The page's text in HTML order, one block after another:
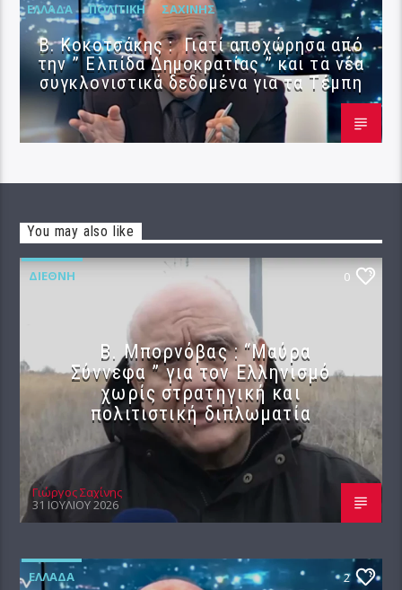
ΕΛΛΆΔΑ ΠΟΛΙΤΙΚΉ ΣΑΧΊΝΗΣ
Β. Κοκοτσάκης : Γιατί αποχώρησα από
την ” Ελπίδα Δημοκρατίας ” και τα νέα
συγκλονιστικά δεδομένα για τα Τέμπη
You may also like
ΔΙΕΘΝΉ 0
B. Μπορνόβας : “Μαύρα
Σύννεφα ” για τον Ελληνισμό
χωρίς στρατηγική και
πολιτιστική διπλωματία
Γιώργος Σαχίνης
31 ΙΟΥΛΊΟΥ 2026
ΕΛΛΆΔΑ 2